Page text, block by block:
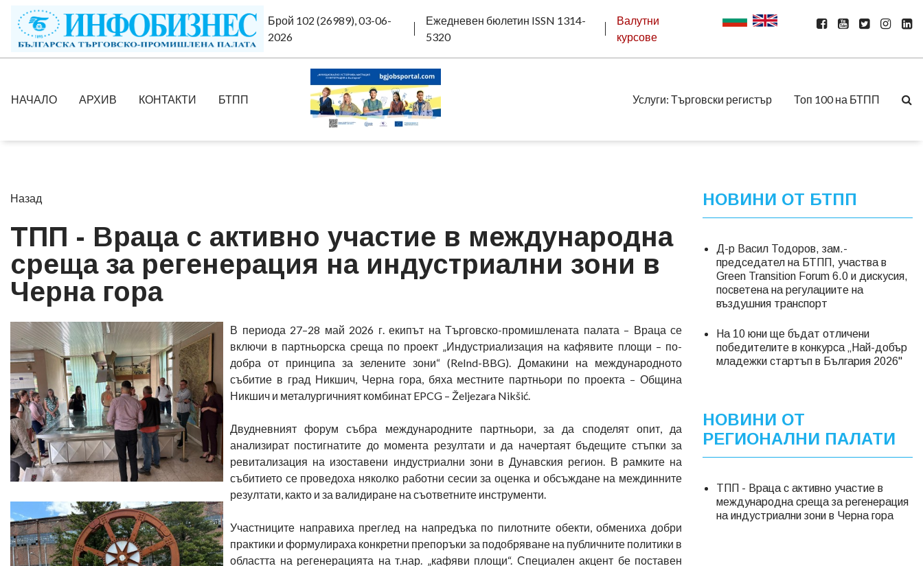
Брой 102 (26989), 03-06-
2026
Ежедневен бюлетин ISSN 1314-
5320
Валутни
курсове
НАЧАЛО АРХИВ КОНТАКТИ БТПП Услуги: Търговски регистър Топ 100 на БТПП
Назад
ТПП - Враца с активно участие в международна
среща за регенерация на индустриални зони в
Черна гора
В периода 27–28 май 2026 г. екипът на Търговско-промишлената палата – Враца се
включи в партньорска среща по проект „Индустриализация на кафявите площи – по-
добра от принципа за зелените зони“ (ReInd-BBG). Домакини на международното
събитие в град Никшич, Черна гора, бяха местните партньори по проекта – Община
Никшич и металургичният комбинат EPCG – Željezara Nikšić.
Двудневният форум събра международните партньори, за да споделят опит, да
анализират постигнатите до момента резултати и да начертаят бъдещите стъпки за
ревитализация на изоставени индустриални зони в Дунавския регион. В рамките на
събитието се проведоха няколко работни сесии за оценка и обсъждане на междинните
резултати, както и за валидиране на съответните инструменти.
Участниците направиха преглед на напредъка по пилотните обекти, обмениха добри
практики и формулираха конкретни препоръки за подобряване на публичните политики в
областта на регенерацията на т.нар. „кафяви площи“. Специален акцент бе поставен
НОВИНИ ОТ БТПП
Д-р Васил Тодоров, зам.-
председател на БТПП, участва в
Green Transition Forum 6.0 и дискусия,
посветена на регулациите на
въздушния транспорт
На 10 юни ще бъдат отличени
победителите в конкурса „Най-добър
младежки стартъп в България 2026"
НОВИНИ ОТ
РЕГИОНАЛНИ ПАЛАТИ
ТПП - Враца с активно участие в
международна среща за регенерация
на индустриални зони в Черна гора